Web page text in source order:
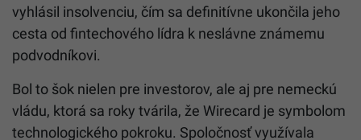
vyhlásil insolvenciu, čím sa definitívne ukončila jeho
cesta od fintechového lídra k neslávne známemu
podvodníkovi.
Bol to šok nielen pre investorov, ale aj pre nemeckú
vládu, ktorá sa roky tvárila, že Wirecard je symbolom
technologického pokroku. Spoločnosť využívala